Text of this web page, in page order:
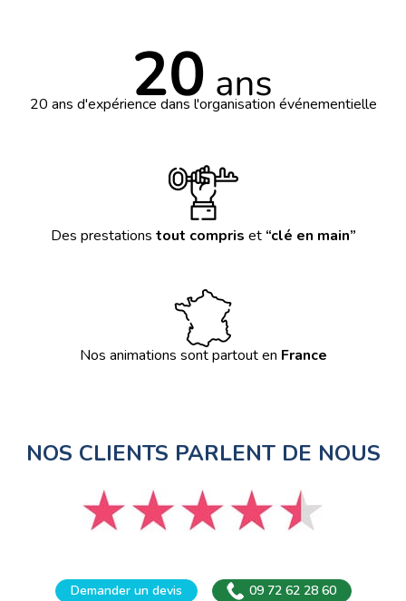
20 ans d'expérience dans l'organisation événementielle
Des prestations tout compris et “clé en main”
Nos animations sont partout en France
NOS CLIENTS PARLENT DE NOUS
Demander un devis 09 72 62 28 60